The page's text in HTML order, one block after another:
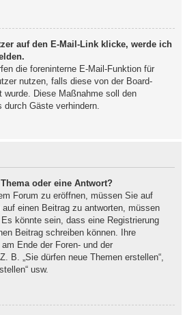
auf den E-Mail-Link klicke, werde ich
die foreninterne E-Mail-Funktion für
nutzen, falls diese von der Board-
Diese Maßnahme soll den
Gäste verhindern.
oder eine Antwort?
Forum zu eröffnen, müssen Sie auf
auf einen Beitrag zu antworten, müssen
könnte sein, dass eine Registrierung
Beitrag schreiben können. Ihre
Ende der Foren- und der
B. „Sie dürfen neue Themen erstellen“,
usw.